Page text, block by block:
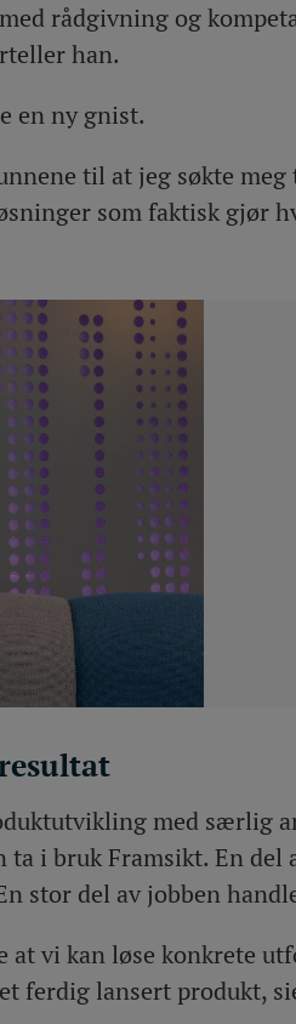
rådgivning og
han.
en ny gnist.
til at jeg søkte
som faktisk gjør
med særlig
i bruk Framsikt. En del
stor del av jobben
at vi kan løse konkrete
ferdig lansert produkt,